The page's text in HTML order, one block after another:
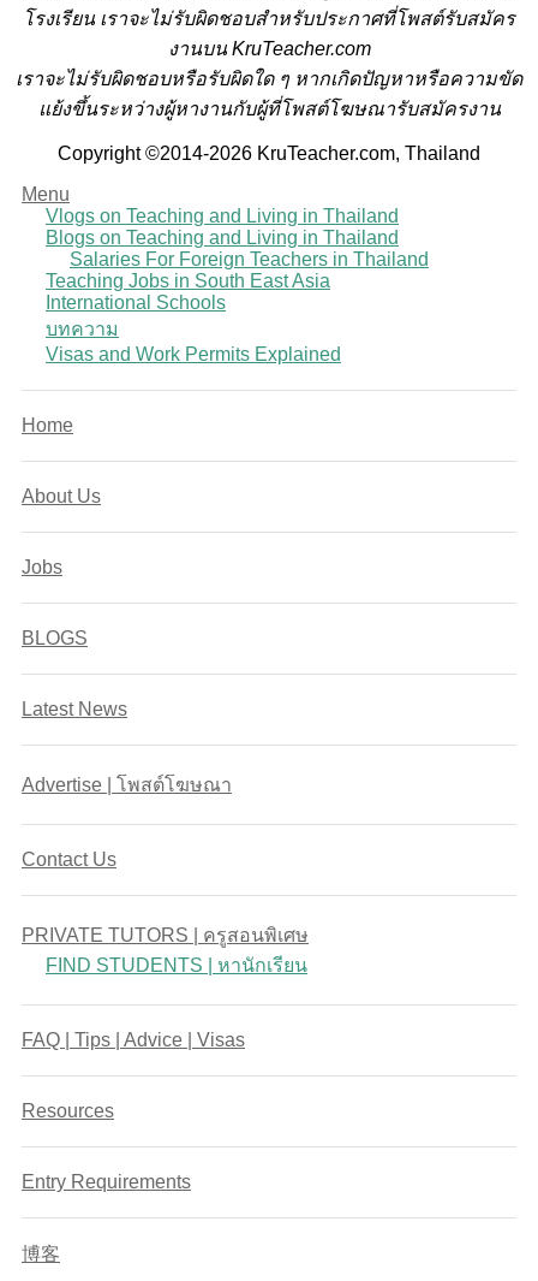
โรงเรียน เราจะไม่รับผิดชอบสำหรับประกาศที่โพสต์รับสมัคร
งานบน KruTeacher.com
เราจะไม่รับผิดชอบหรือรับผิดใด ๆ หากเกิดปัญหาหรือความขัด
แย้งขึ้นระหว่างผู้หางานกับผู้ที่โพสต์โฆษณารับสมัครงาน
Copyright ©2014-2026 KruTeacher.com, Thailand
Menu
Vlogs on Teaching and Living in Thailand
Blogs on Teaching and Living in Thailand
Salaries For Foreign Teachers in Thailand
Teaching Jobs in South East Asia
International Schools
บทความ
Visas and Work Permits Explained
Home
About Us
Jobs
BLOGS
Latest News
Advertise | โพสต์โฆษณา
Contact Us
PRIVATE TUTORS | ครูสอนพิเศษ
FIND STUDENTS | หานักเรียน
FAQ | Tips | Advice | Visas
Resources
Entry Requirements
博客